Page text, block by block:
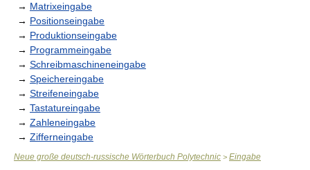
→ Matrixeingabe
→ Positionseingabe
→ Produktionseingabe
→ Programmeingabe
→ Schreibmaschineneingabe
→ Speichereingabe
→ Streifeneingabe
→ Tastatureingabe
→ Zahleneingabe
→ Zifferneingabe
Neue große deutsch-russische Wörterbuch Polytechnic > Eingabe